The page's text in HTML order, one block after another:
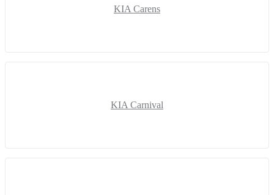
KIA Carens
KIA Carnival